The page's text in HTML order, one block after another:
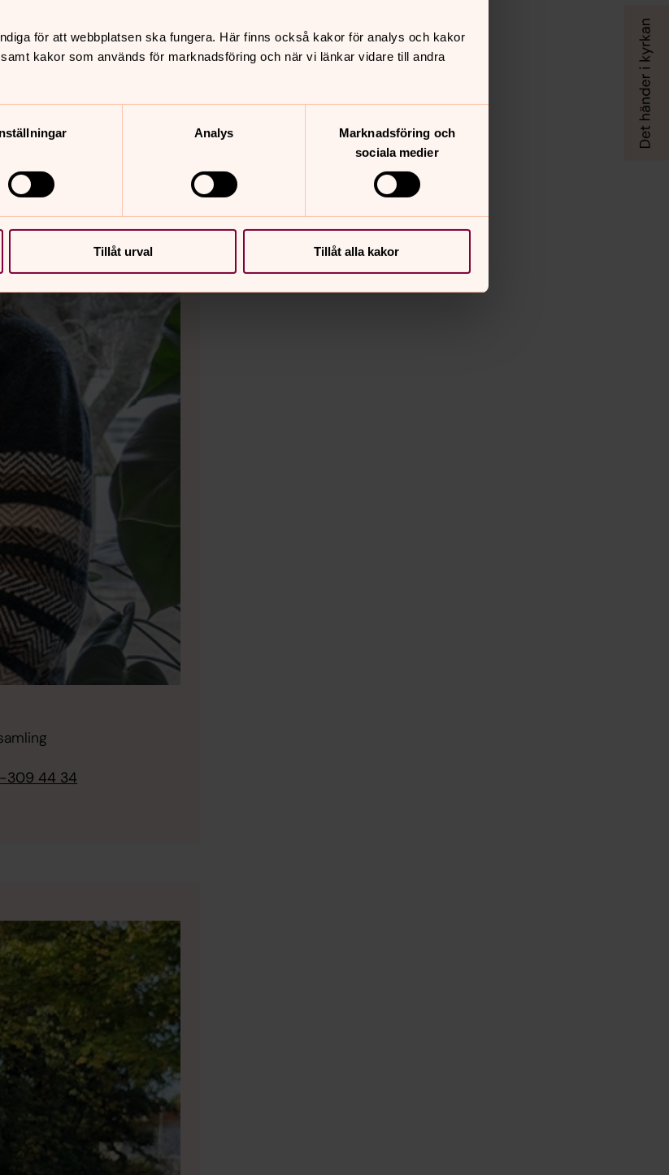
för att webbplatsen ska fungera. Här finns också kakor för analys och kakor
kakor som används för marknadsföring och när vi länkar vidare till andra
Analys
Marknadsföring och
sociala medier
Tillåt urval Tillåt alla kakor
309 44 34